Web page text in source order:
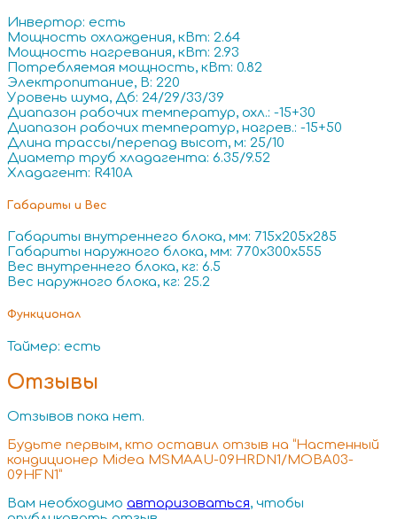
Инвертор: есть
Мощность охлаждения, кВт: 2.64
Мощность нагревания, кВт: 2.93
Потребляемая мощность, кВт: 0.82
Электропитание, В: 220
Уровень шума, Дб: 24/29/33/39
Диапазон рабочих температур, охл.: -15+30
Диапазон рабочих температур, нагрев.: -15+50
Длина трассы/перепад высот, м: 25/10
Диаметр труб хладагента: 6.35/9.52
Хладагент: R410A
Габариты и Вес
Габариты внутреннего блока, мм: 715x205x285
Габариты наружного блока, мм: 770x300x555
Вес внутреннего блока, кг: 6.5
Вес наружного блока, кг: 25.2
Функционал
Таймер: есть
Отзывы
Отзывов пока нет.
Будьте первым, кто оставил отзыв на “Настенный
кондиционер Midea MSMAAU-09HRDN1/MOBA03-
09HFN1”
Вам необходимо авторизоваться, чтобы